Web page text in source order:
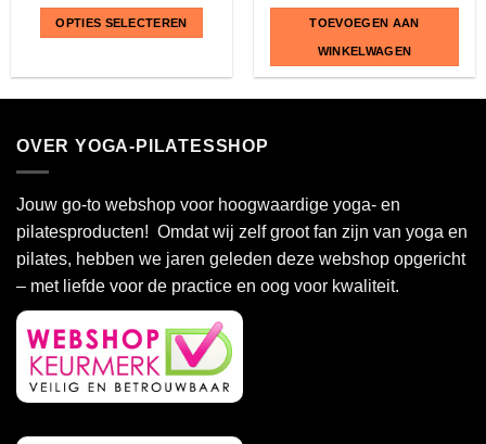
OPTIES SELECTEREN
meerdere
variaties.
Deze
optie
gekozen
worden
op
de
productpagina
TOEVOEGEN AAN
WINKELWAGEN
OVER YOGA-PILATESSHOP
Jouw go-to webshop voor hoogwaardige yoga- en
pilatesproducten! Omdat wij zelf groot fan zijn van yoga en
pilates, hebben we jaren geleden deze webshop opgericht
– met liefde voor de practice en oog voor kwaliteit.